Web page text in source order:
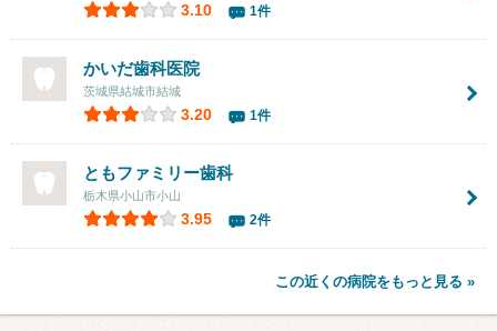
3.10 1件
かいだ歯科医院
茨城県結城市結城
3.20 1件
ともファミリー歯科
栃木県小山市小山
3.95 2件
この近くの病院をもっと見る »